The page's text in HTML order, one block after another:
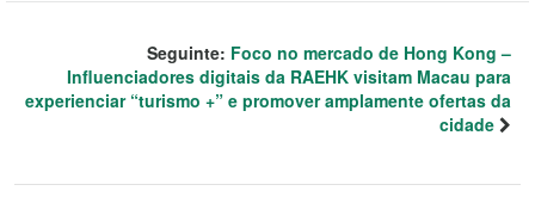
Seguinte: Foco no mercado de Hong Kong –
Influenciadores digitais da RAEHK visitam Macau para
experienciar “turismo +” e promover amplamente ofertas da
cidade